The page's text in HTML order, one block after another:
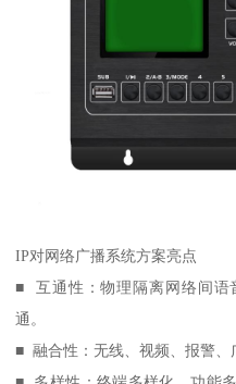
IP对网络广播系统方案亮点
■ 互通性：物理隔离网络间语
通。
■ 融合性：无线、视频、报警、